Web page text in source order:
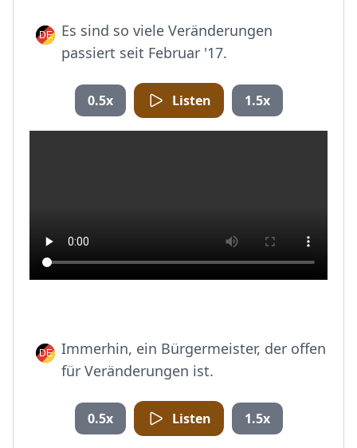
Es sind so viele Veränderungen
passiert seit Februar '17.
0.5x Listen 1.5x
Immerhin, ein Bürgermeister, der offen
für Veränderungen ist.
0.5x Listen 1.5x